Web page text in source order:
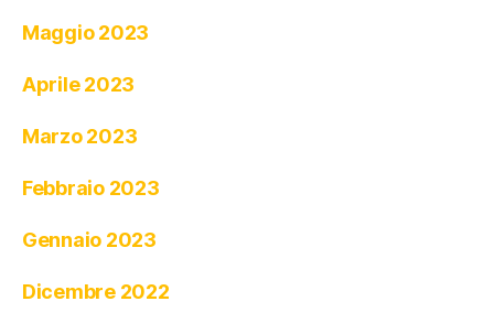
Maggio 2023
Aprile 2023
Marzo 2023
Febbraio 2023
Gennaio 2023
Dicembre 2022